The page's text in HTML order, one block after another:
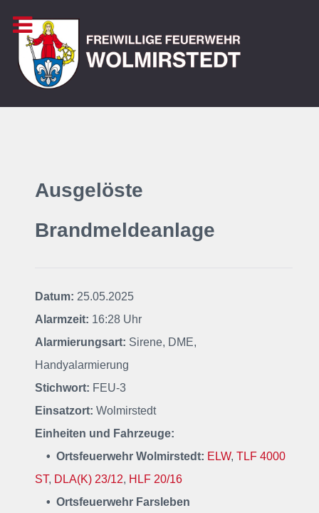
Ausgelöste
Brandmeldeanlage
Datum: 25.05.2025
Alarmzeit: 16:28 Uhr
Alarmierungsart: Sirene, DME,
Handyalarmierung
Stichwort: FEU-3
Einsatzort: Wolmirstedt
Einheiten und Fahrzeuge:
• Ortsfeuerwehr Wolmirstedt: ELW, TLF 4000
ST, DLA(K) 23/12, HLF 20/16
• Ortsfeuerwehr Farsleben